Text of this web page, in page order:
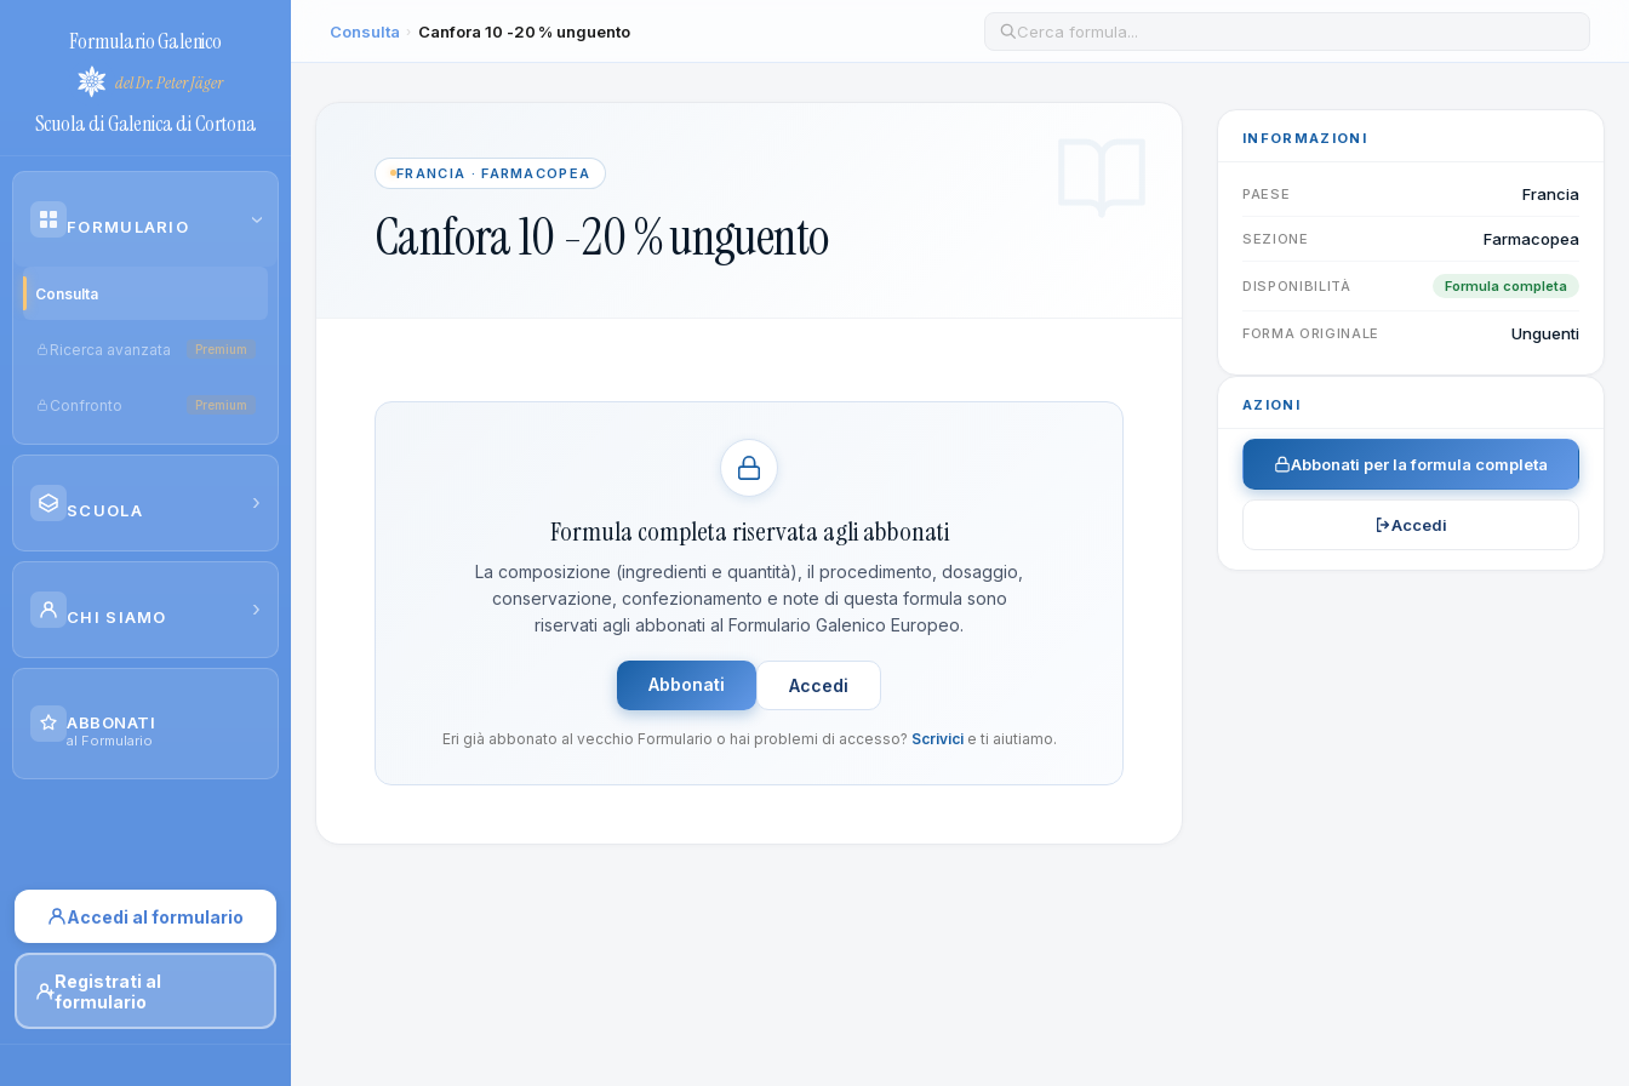
Formulario Galenico
del Dr. Peter Jäger
Scuola di Galenica di Cortona
FORMULARIO ›
Consulta
Ricerca avanzata Premium
Confronto Premium
SCUOLA ›
Corsi
Moduli di iscrizione
CHI SIAMO ›
Contatti
ABBONATI
al Formulario
Accedi al formulario
Registrati al
formulario
Consulta › Canfora 10 -20 % unguento Cerca una formula nel database
FRANCIA · FARMACOPEA
Canfora 10 -20 % unguento
Formula completa riservata agli abbonati
La composizione (ingredienti e quantità), il procedimento, dosaggio,
conservazione, confezionamento e note di questa formula sono
riservati agli abbonati al Formulario Galenico Europeo.
Abbonati Accedi
Eri già abbonato al vecchio Formulario o hai problemi di accesso? Scrivicie ti aiutiamo.
INFORMAZIONI
PAESE Francia
SEZIONE Farmacopea
DISPONIBILITÀ Formula completa
FORMA ORIGINALE Unguenti
AZIONI
Abbonati per la formula completa
Accedi